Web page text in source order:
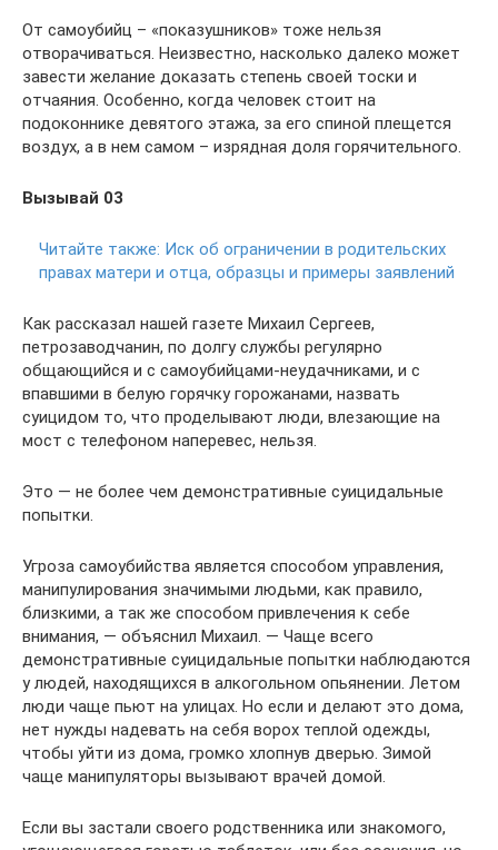
От самоубийц – «показушников» тоже нельзя
отворачиваться. Неизвестно, насколько далеко может
завести желание доказать степень своей тоски и
отчаяния. Особенно, когда человек стоит на
подоконнике девятого этажа, за его спиной плещется
воздух, а в нем самом – изрядная доля горячительного.
Вызывай 03
Читайте также: Иск об ограничении в родительских
правах матери и отца, образцы и примеры заявлений
Как рассказал нашей газете Михаил Сергеев,
петрозаводчанин, по долгу службы регулярно
общающийся и с самоубийцами-неудачниками, и с
впавшими в белую горячку горожанами, назвать
суицидом то, что проделывают люди, влезающие на
мост с телефоном наперевес, нельзя.
Это — не более чем демонстративные суицидальные
попытки.
Угроза самоубийства является способом управления,
манипулирования значимыми людьми, как правило,
близкими, а так же способом привлечения к себе
внимания, — объяснил Михаил. — Чаще всего
демонстративные суицидальные попытки наблюдаются
у людей, находящихся в алкогольном опьянении. Летом
люди чаще пьют на улицах. Но если и делают это дома,
нет нужды надевать на себя ворох теплой одежды,
чтобы уйти из дома, громко хлопнув дверью. Зимой
чаще манипуляторы вызывают врачей домой.
Если вы застали своего родственника или знакомого,